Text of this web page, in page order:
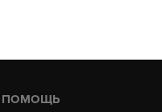
ПОМОЩЬ